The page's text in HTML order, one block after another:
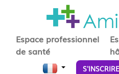
Espace professionnel
de santé
S'INSCRIRE